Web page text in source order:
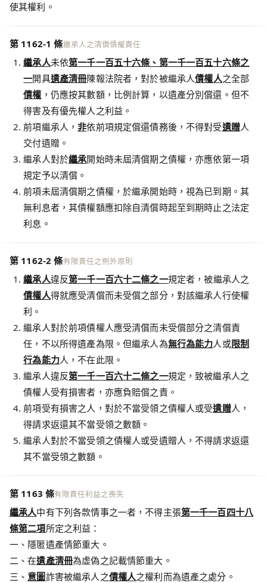
使其權利。
第 1162-1 條繼承人之清償債權責任
繼承人未依第一千一百五十六條、第一千一百五十六條之
一開具遺產清冊陳報法院者，對於被繼承人債權人之全部
債權 ，仍應按其數額，比例計算，以遺產分別償還。但不
得害及有優先權人之利益。
前項繼承人，非依前項規定償還債務後，不得對受遺贈人
交付遺贈。
繼承人對於繼承開始時未屆清償期之債權，亦應依第一項
規定予以清償。
前項未屆清償期之債權，於繼承開始時，視為已到期。其
無利息者，其債權額應扣除自清償時起至到期時止之法定
利息。
第 1162-2 條有限責任之例外原則
繼承人違反第一千一百六十二條之一規定者，被繼承人之
債權人得就應受清償而未受償之部分，對該繼承人行使權
利。
繼承人對於前項債權人應受清償而未受償部分之清償責
任，不以所得遺產為限。但繼承人為無行為能力人或限制
行為能力人，不在此限。
繼承人違反第一千一百六十二條之一規定，致被繼承人之
債權人受有損害者，亦應負賠償之責。
前項受有損害之人，對於不當受領之債權人或受遺贈人，
得請求返還其不當受領之數額。
繼承人對於不當受領之債權人或受遺贈人，不得請求返還
其不當受領之數額。
第 1163 條有限責任利益之喪失
繼承人中有下列各款情事之一者，不得主張第一千一百四十八
條第二項所定之利益：
一、隱匿遺產情節重大。
二、在遺產清冊為虛偽之記載情節重大。
三、 意圖詐害被繼承人之債權人之權利而為遺產之處分。